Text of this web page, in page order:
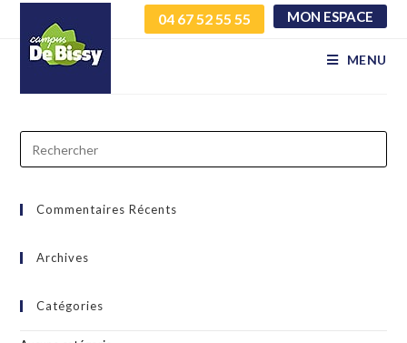
04 67 52 55 55 MON ESPACE
MENU
ijlirfykuk trguudyeum
Commentaires Récents
Archives
Catégories